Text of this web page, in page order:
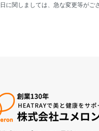
に関しましては、急な変更等がご